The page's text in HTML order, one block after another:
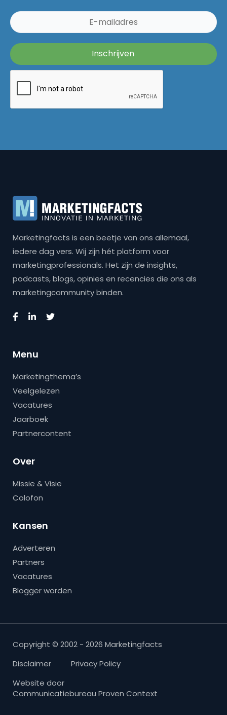
Marketingfacts is een beetje van ons allemaal,
iedere dag vers. Wij zijn hét platform voor
marketingprofessionals. Het zijn de insights,
podcasts, blogs, opinies en recencies die ons als
marketingcommunity binden.
Menu
Marketingthema’s
Veelgelezen
Vacatures
Jaarboek
Partnercontent
Over
Missie & Visie
Colofon
Kansen
Adverteren
Partners
Vacatures
Blogger worden
Copyright © 2002 - 2026 Marketingfacts
Disclaimer
Privacy Policy
Website door
Communicatiebureau Proven Context